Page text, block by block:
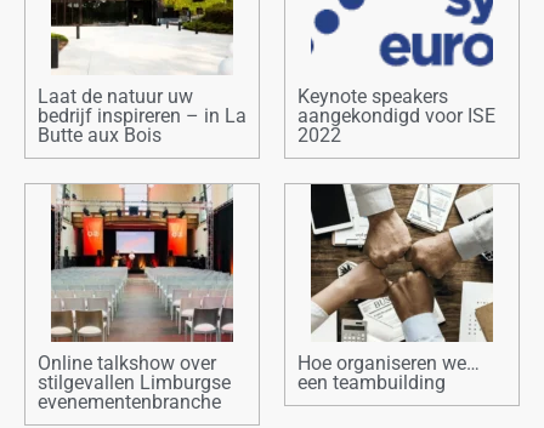
Laat de natuur uw
bedrijf inspireren – in La
Butte aux Bois
Keynote speakers
aangekondigd voor ISE
2022
Online talkshow over
stilgevallen Limburgse
evenementenbranche
Hoe organiseren we…
een teambuilding